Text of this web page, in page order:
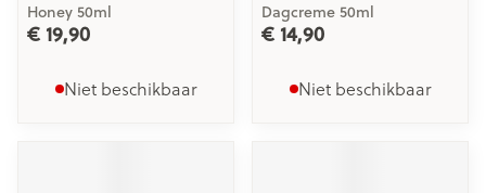
Honey 50ml
€ 19,90
Niet beschikbaar
Dagcreme 50ml
€ 14,90
Niet beschikbaar